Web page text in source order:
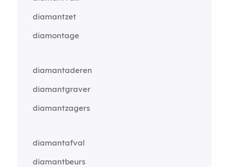
diamantzet
diamontage
diamantaderen
diamantgraver
diamantzagers
diamantafval
diamantbeurs